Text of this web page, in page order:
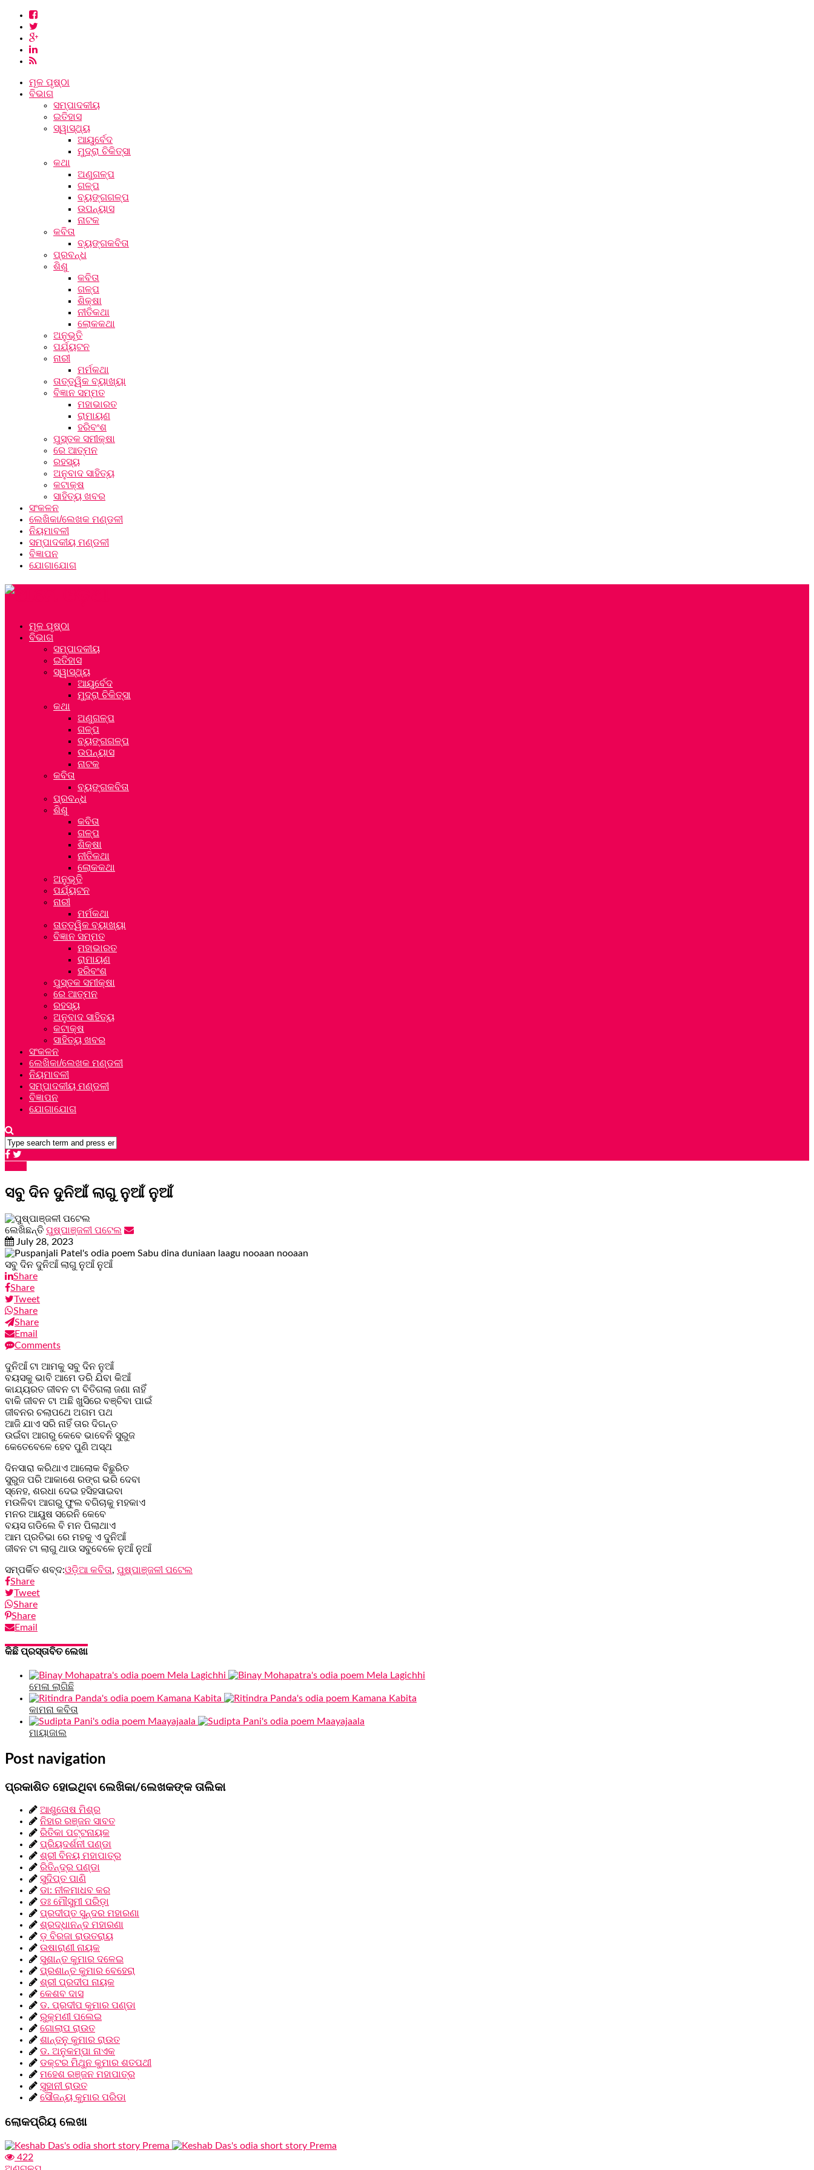
ମୂଳ ପୃଷ୍ଠା
ବିଭାଗ
ସମ୍ପାଦକୀୟ
ଇତିହାସ
ସ୍ୱାସ୍ଥ୍ୟ
ଆୟୁର୍ବେଦ
ମୁଦ୍ରା ଚିକିତ୍ସା
କଥା
ଅଣୁଗଳ୍ପ
ଗଳ୍ପ
ବ୍ୟଙ୍ଗଗଳ୍ପ
ଉପନ୍ୟାସ
ନାଟକ
କବିତା
ବ୍ୟଙ୍ଗକବିତା
ପ୍ରବନ୍ଧ
ଶିଶୁ
କବିତା
ଗଳ୍ପ
ଶିକ୍ଷା
ନୀତିକଥା
ଲୋକକଥା
ଅନୁଭୂତି
ପର୍ଯ୍ୟଟନ
ନାରୀ
ମର୍ମକଥା
ତାତ୍ତ୍ୱିକ ବ୍ୟାଖ୍ୟା
ବିଜ୍ଞାନ ସମ୍ମତ
ମହାଭାରତ
ରାମାୟଣ
ହରିବଂଶ
ପୁସ୍ତକ ସମୀକ୍ଷା
ରେ ଆତ୍ମନ
ରହସ୍ୟ
ଅନୁବାଦ ସାହିତ୍ୟ
କଟାକ୍ଷ
ସାହିତ୍ୟ ଖବର
ସଂକଳନ
ଲେଖିକା/ଲେଖକ ମଣ୍ଡଳୀ
ନିୟମାବଳୀ
ସମ୍ପାଦକୀୟ ମଣ୍ଡଳୀ
ବିଜ୍ଞାପନ
ଯୋଗାଯୋଗ
ମୂଳ ପୃଷ୍ଠା
ବିଭାଗ
ସମ୍ପାଦକୀୟ
ଇତିହାସ
ସ୍ୱାସ୍ଥ୍ୟ
ଆୟୁର୍ବେଦ
ମୁଦ୍ରା ଚିକିତ୍ସା
କଥା
ଅଣୁଗଳ୍ପ
ଗଳ୍ପ
ବ୍ୟଙ୍ଗଗଳ୍ପ
ଉପନ୍ୟାସ
ନାଟକ
କବିତା
ବ୍ୟଙ୍ଗକବିତା
ପ୍ରବନ୍ଧ
ଶିଶୁ
କବିତା
ଗଳ୍ପ
ଶିକ୍ଷା
ନୀତିକଥା
ଲୋକକଥା
ଅନୁଭୂତି
ପର୍ଯ୍ୟଟନ
ନାରୀ
ମର୍ମକଥା
ତାତ୍ତ୍ୱିକ ବ୍ୟାଖ୍ୟା
ବିଜ୍ଞାନ ସମ୍ମତ
ମହାଭାରତ
ରାମାୟଣ
ହରିବଂଶ
ପୁସ୍ତକ ସମୀକ୍ଷା
ରେ ଆତ୍ମନ
ରହସ୍ୟ
ଅନୁବାଦ ସାହିତ୍ୟ
କଟାକ୍ଷ
ସାହିତ୍ୟ ଖବର
ସଂକଳନ
ଲେଖିକା/ଲେଖକ ମଣ୍ଡଳୀ
ନିୟମାବଳୀ
ସମ୍ପାଦକୀୟ ମଣ୍ଡଳୀ
ବିଜ୍ଞାପନ
ଯୋଗାଯୋଗ
ସବୁ ଦିନ ଦୁନିଆଁ ଲାଗୁ ନୁଆଁ ନୁଆଁ
ଲେଖିଛନ୍ତି ପୁଷ୍ପାଞ୍ଜଳୀ ପଟେଲ
July 28, 2023
ସବୁ ଦିନ ଦୁନିଆଁ ଲାଗୁ ନୁଆଁ ନୁଆଁ
Share
Share
Tweet
Share
Share
Email
Comments
ଦୁନିଆଁ ଟା ଆମକୁ ସବୁ ଦିନ ନୁଆଁ
ବୟସକୁ ଭାବି ଆମେ ଡରି ଯିବା କିଆଁ
କାଯ୍ୟରତ ଜୀବନ ଟା ବିତିଗଲା ଜଣା ନାହିଁ
ବାକି ଜୀବନ ଟା ଅଛି ଖୁସିରେ ବଞ୍ଚିବା ପାଇଁ
ଜୀବନର ଚଲାପଥେ ଅଗମ ପଥ
ଆଜି ଯାଏ ସରି ନାହିଁ ତାର ଦିଗନ୍ତ
ଉଇଁବା ଆଗରୁ କେବେ ଭାବେନି ସୁରୁଜ
କେତେବେଳେ ହେବ ପୁଣି ଅସ୍ଥ
ଦିନସାରା କରିଥାଏ ଆଲୋକ ବିଛୁରିତ
ସୁରୁଜ ପରି ଆକାଶେ ରଙ୍ଗ ଭରି ଦେବା
ସ୍ନେହ, ଶରଧା ଦେଇ ହସିହସାଇବା
ମଉଳିବା ଆଗରୁ ଫୁଲ ବଗିଚାକୁ ମହକାଏ
ମନର ଆୟୁଷ ସରେନି କେବେ
ବୟସ ଗଡିଲେ ବି ମନ ପିଲାଥାଏ
ଆମ ପ୍ରତିଭା ରେ ମହକୁ ଏ ଦୁନିଆଁ
ଜୀବନ ଟା ଲାଗୁ ଥାଉ ସବୁବେଳେ ନୁଆଁ ନୁଆଁ
ସମ୍ପର୍କିତ ଶବ୍ଦ:ଓଡ଼ିଆ କବିତା, ପୁଷ୍ପାଞ୍ଜଳୀ ପଟେଲ
Share
Tweet
Share
Share
Email
କିଛି ପ୍ରସ୍ତାବିତ ଲେଖା
ମେଳା ଲାଗିଛି
କାମନା କବିତା
ମାୟାଜାଲ
Post navigation
ପ୍ରକାଶିତ ହୋଇଥିବା ଲେଖିକା/ଲେଖକଙ୍କ ତାଲିକା
ଆଶୁତୋଷ ମିଶ୍ର
ନିହାର ରଞ୍ଜନ ସାବତ
ରିତିକା ପଟ୍ଟନାୟକ
ପ୍ରିୟଦର୍ଶନୀ ପଣ୍ଡା
ଶ୍ରୀ ବିନୟ ମହାପାତ୍ର
ରିତିନ୍ଦ୍ର ପଣ୍ଡା
ସୁଦିପ୍ତ ପାଣି
ଡା: ନୀଳମାଧବ କର
ଡଃ ମୌସୁମୀ ପରିଡ଼ା
ପ୍ରଦୀପ୍ତ ସୁନ୍ଦର ମହାରଣା
ଶ୍ରଦ୍ଧାନନ୍ଦ ମହାରଣା
ଡ଼ ବିରଜା ରାଉତରାୟ
ଉଷାରାଣୀ ନାୟକ
ସୁଶାନ୍ତ କୁମାର ଦଳେଇ
ପ୍ରଶାନ୍ତ କୁମାର ବେହେରା
ଶ୍ରୀ ପ୍ରଦୀପ ନାୟକ
କେଶବ ଦାସ
ଡ. ପ୍ରଦୀପ କୁମାର ପଣ୍ଡା
ରୁକ୍ମଣୀ ପଲେଇ
ଗୋଲାପ ରାଉତ
ଶାନ୍ତନୁ କୁମାର ରାଉତ
ଡ. ଅନୁକମ୍ପା ନାଏକ
ଡକ୍ଟର ମିଥୁନ କୁମାର ଶତପଥୀ
ମହେଶ ରଞ୍ଜନ ମହାପାତ୍ର
ସୁହାନୀ ରାଉତ
ସୌଜନ୍ୟ କୁମାର ପରିଡା
ଲୋକପ୍ରିୟ ଲେଖା
422